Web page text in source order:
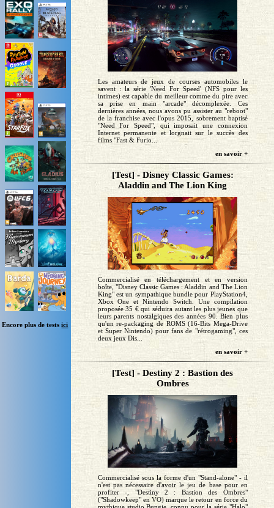
Encore plus de testsici
Les amateurs de jeux de courses automobiles le
savent : la série 'Need For Speed' (NFS pour les
intimes) est capable du meilleur comme du pire avec
sa prise en main "arcade" décomplexée. Ces
dernières années, nous avons pu assister au "reboot"
de la franchise avec l'opus 2015, sobrement baptisé
"Need For Speed", qui imposait une connexion
Internet permanente et lorgnait sur le succès des
films "Fast & Furio...
en savoir +
[Test] - Disney Classic Games:
Aladdin and The Lion King
Commercialisé en téléchargement et en version
boîte, "Disney Classic Games : Aladdin and The Lion
King" est un sympathique bundle pour PlayStation4,
Xbox One et Nintendo Switch. Une compilation
proposée 35 € qui séduira autant les plus jeunes que
leurs parents nostalgiques des années 90. Bien plus
qu'un re-packaging de ROMS (16-Bits Mega-Drive
et Super Nintendo) pour fans de "rétrogaming", ces
deux jeux Dis...
en savoir +
[Test] - Destiny 2 : Bastion des
Ombres
Commercialisé sous la forme d'un "Stand-alone" - il
n'est pas nécessaire d'avoir le jeu de base pour en
profiter -, "Destiny 2 : Bastion des Ombres"
("Shadowkeep" en VO) marque le retour en force du